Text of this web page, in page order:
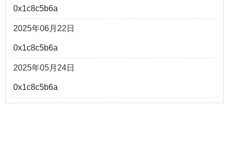
0x1c8c5b6a
2025年06月22日
0x1c8c5b6a
2025年05月24日
0x1c8c5b6a